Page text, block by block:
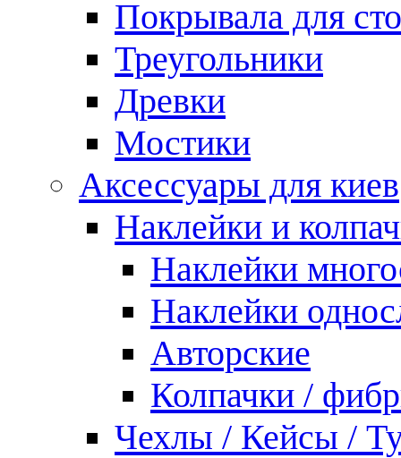
Покрывала для
Треугольники
Древки
Мостики
Аксессуары для киев
Наклейки и
Наклейки
Наклейки
Авторские
Колпачки /
Чехлы / Кейсы /